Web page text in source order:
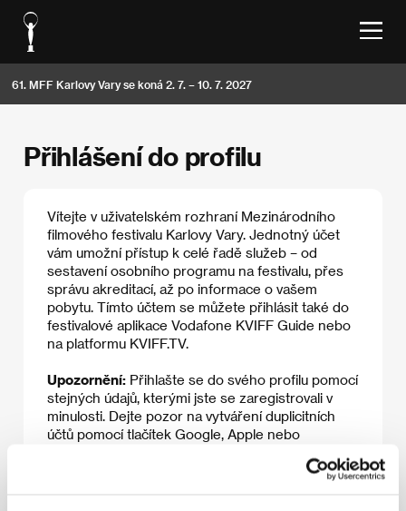
61. MFF Karlovy Vary se koná 2. 7. – 10. 7. 2027
Přihlášení do profilu
Vítejte v uživatelském rozhraní Mezinárodního
filmového festivalu Karlovy Vary. Jednotný účet
vám umožní přístup k celé řadě služeb – od
sestavení osobního programu na festivalu, přes
správu akreditací, až po informace o vašem
pobytu. Tímto účtem se můžete přihlásit také do
festivalové aplikace Vodafone KVIFF Guide nebo
na platformu KVIFF.TV.
Upozornění: Přihlašte se do svého profilu pomocí
stejných údajů, kterými jste se zaregistrovali v
minulosti. Dejte pozor na vytváření duplicitních
účtů pomocí tlačítek Google, Apple nebo